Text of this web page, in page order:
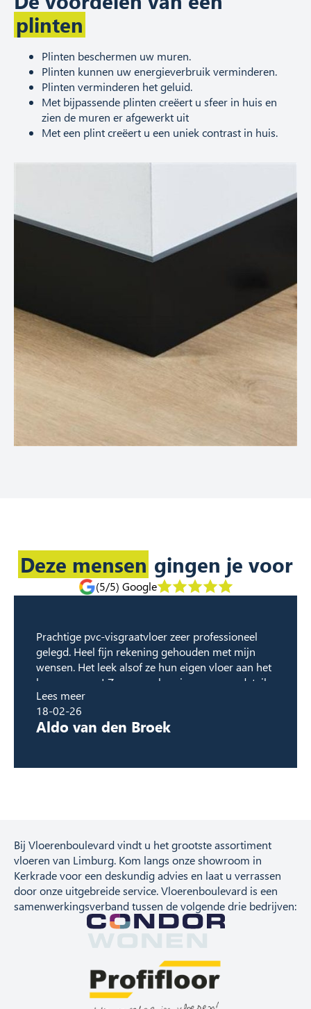
Daarnaast kunnen ze uw kamer optisch
vergroten en een ruimtelijk effect creëren. Hoge
jaren ‘30 woningen terug vinden.
plinten
Plinten beschermen uw muren.
Plinten kunnen uw energieverbruik verminderen.
Plinten verminderen het geluid.
Met bijpassende plinten creëert u sfeer in huis en
zien de muren er afgewerkt uit
Met een plint creëert u een uniek contrast in huis.
Deze mensen gingen je voor
(5/5) Google
Prachtige pvc-visgraatvloer zeer professioneel
gelegd. Heel fijn rekening gehouden met mijn
wensen. Het leek alsof ze hun eigen vloer aan het
leggen waren! Zeer nauwkeurig, oog voor detail,
heel mooie afwerking. Altijd aanwezig op de
afgesproken tijd. Prima vakmensen van Condor
Wonen.
Lees meer
18-02-26
Aldo van den Broek
Bij Vloerenboulevard vindt u het grootste assortiment
vloeren van Limburg. Kom langs onze showroom in
Kerkrade voor een deskundig advies en laat u verrassen
door onze uitgebreide service. Vloerenboulevard is een
samenwerkingsverband tussen de volgende drie bedrijven: